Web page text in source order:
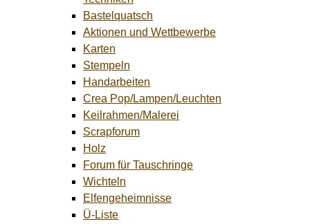
Bastelquatsch
Aktionen und Wettbewerbe
Karten
Stempeln
Handarbeiten
Crea Pop/Lampen/Leuchten
Keilrahmen/Malerei
Scrapforum
Holz
Forum für Tauschringe
Wichteln
Elfengeheimnisse
Ü-Liste